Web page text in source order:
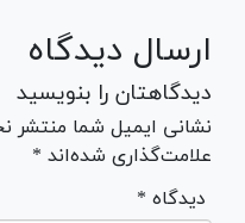
ارسال دیدگاه
دیدگاهتان را بنویسید
نشانی ایمیل شما منتشر
علامت‌گذاری شده‌اند *
* دیدگاه